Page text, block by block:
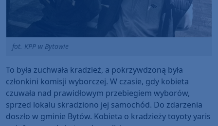
fot. KPP w Bytowie
To była zuchwała kradzież, a pokrzywdzoną była
członkini komisji wyborczej. W czasie, gdy kobieta
czuwała nad prawidłowym przebiegiem wyborów,
sprzed lokalu skradziono jej samochód. Do zdarzenia
doszło w gminie Bytów. Kobieta o kradzieży toyoty yaris